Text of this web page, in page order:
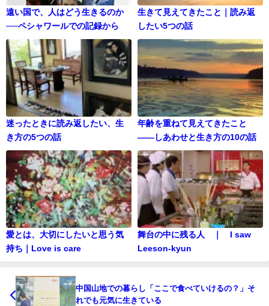
遠い国で、人はどう生きるのか
──ペシャワールでの記録から
生きて見えてきたこと｜読み返
したい5つの話
迷ったときに読み返したい、生
き方の5つの話
年齢を重ねて見えてきたこと
——しあわせと生き方の10の話
愛とは、大切にしたいと思う気
持ち｜Love is care
舞台の中に残る人 ｜ I saw
Leeson-kyun
中国山地での暮らし「ここで食べていけるの？」そ
れでも元気に生きている